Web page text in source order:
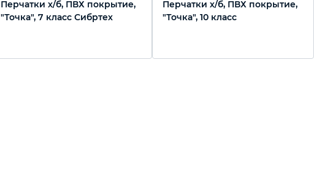
Перчатки х/б, ПВХ покрытие,
"Точка", 7 класс Сибртех
Перчатки х/б, ПВХ покрытие,
"Точка", 10 класс